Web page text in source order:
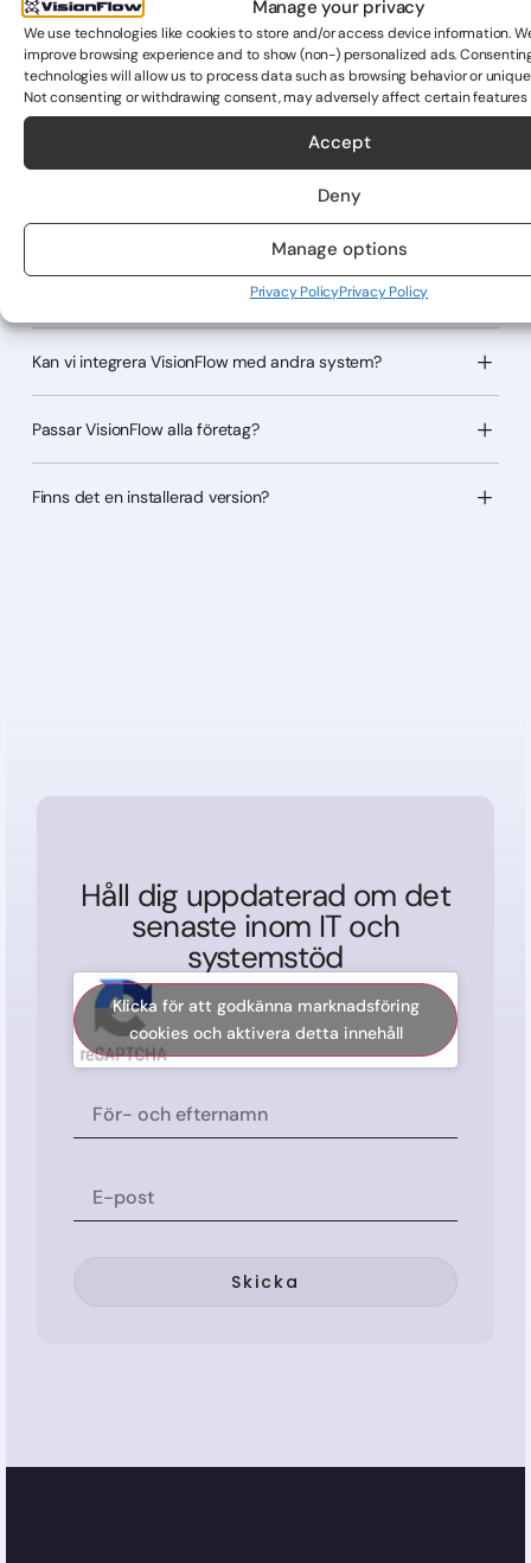
Manage your privacy
We use technologies like cookies to store and/or access device information.
browsing experience and to show (non-) personalized ads. Consenting to
consent, may adversely affect certain features and functions.
Vanliga frågor
Kan vi integrera VisionFlow med andra system?
Passar VisionFlow alla företag?
Finns det en installerad version?
Håll dig uppdaterad om det
senaste inom IT och
systemstöd
Klicka för att godkänna marknadsföring
cookies och aktivera detta innehåll
Skicka